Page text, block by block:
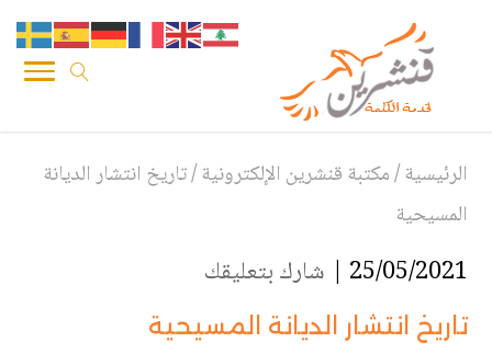
الرئيسية/مكتبة قنشرين الإلكترونية/تاريخ انتشار الديانة
المسيحية
25/05/2021 | شارك بتعليقك
تاريخ انتشار الديانة المسيحية